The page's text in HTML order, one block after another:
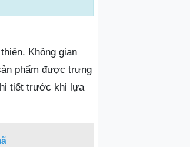
Không gian
phẩm được trưng
tiết trước khi lựa